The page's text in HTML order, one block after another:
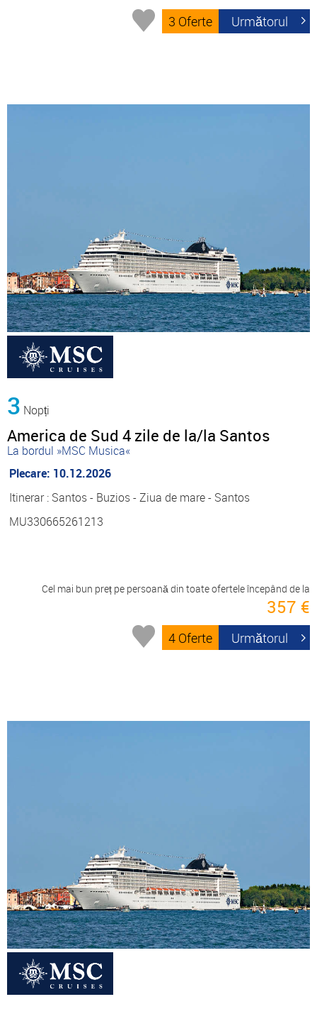
3 Oferte Următorul
3 Nopți
America de Sud 4 zile de la/la Santos
La bordul »MSC Musica«
Plecare: 10.12.2026
Itinerar : Santos - Buzios - Ziua de mare - Santos
MU330665261213
Cel mai bun preț pe persoană din toate ofertele începând de la
357 €
4 Oferte Următorul